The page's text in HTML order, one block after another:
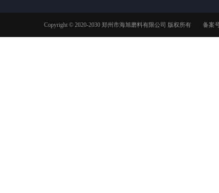
Copyright © 2020-2030 郑州市海旭磨料有限公司 版权所有 备案